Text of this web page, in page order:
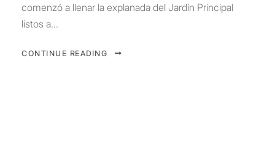
comenzó a llenar la explanada del Jardín Principal
listos a...
CONTINUE READING